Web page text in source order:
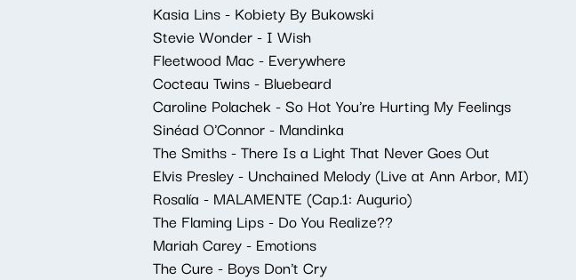
Kasia Lins - Kobiety By Bukowski
Stevie Wonder - I Wish
Fleetwood Mac - Everywhere
Cocteau Twins - Bluebeard
Caroline Polachek - So Hot You're Hurting My Feelings
Sinéad O'Connor - Mandinka
The Smiths - There Is a Light That Never Goes Out
Elvis Presley - Unchained Melody (Live at Ann Arbor, MI)
Rosalía - MALAMENTE (Cap.1: Augurio)
The Flaming Lips - Do You Realize??
Mariah Carey - Emotions
The Cure - Boys Don't Cry